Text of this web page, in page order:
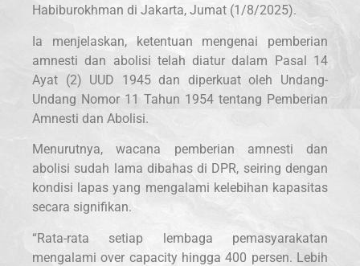
Habiburokhman di Jakarta, Jumat (1/8/2025).
Ia menjelaskan, ketentuan mengenai pemberian
amnesti dan abolisi telah diatur dalam Pasal 14
Ayat (2) UUD 1945 dan diperkuat oleh Undang-
Undang Nomor 11 Tahun 1954 tentang Pemberian
Amnesti dan Abolisi.
Menurutnya, wacana pemberian amnesti dan
abolisi sudah lama dibahas di DPR, seiring dengan
kondisi lapas yang mengalami kelebihan kapasitas
secara signifikan.
“Rata-rata setiap lembaga pemasyarakatan
mengalami over capacity hingga 400 persen. Lebih